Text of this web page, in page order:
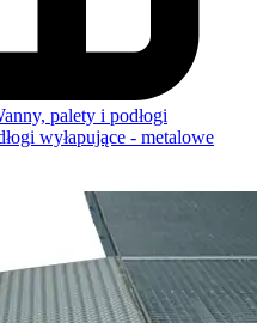
palety i podłogi
wyłapujące - metalowe